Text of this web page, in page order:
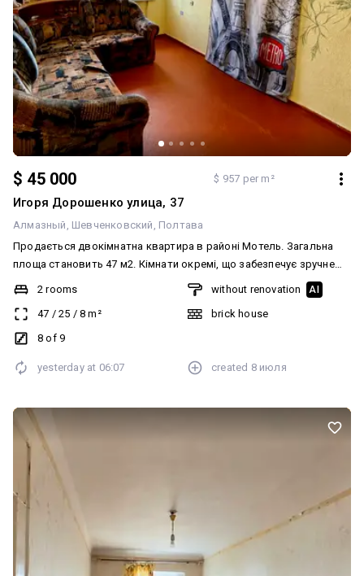
$ 45 000 $ 957 per m²
Игоря Дорошенко улица, 37
Алмазный Шевченковский Полтава
Продається двокімнатна квартира в районі Мотель. Загальна
площа становить 47 м2. Кімнати окремі, що забезпечує зручне
планування та приватність. Площа кухні складає 8 м2. Квартира
знаходиться в житловому стані, вона охайна та придатна для
заселення або подальшого косметичного ремонту. Район має
чудову інфраструктуру: поруч розташовані зупинки
дитячі садки. Для отримання інформації та організації перегляду
2 rooms
47 / 25 / 8 m²
8 of 9
without renovation AI
brick house
yesterday at 06:07 created 8 июля